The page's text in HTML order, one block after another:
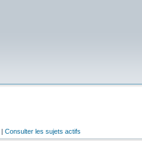
| Consulter les sujets actifs